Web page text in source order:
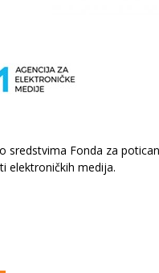
sredstvima Fonda za
elektroničkih medija.